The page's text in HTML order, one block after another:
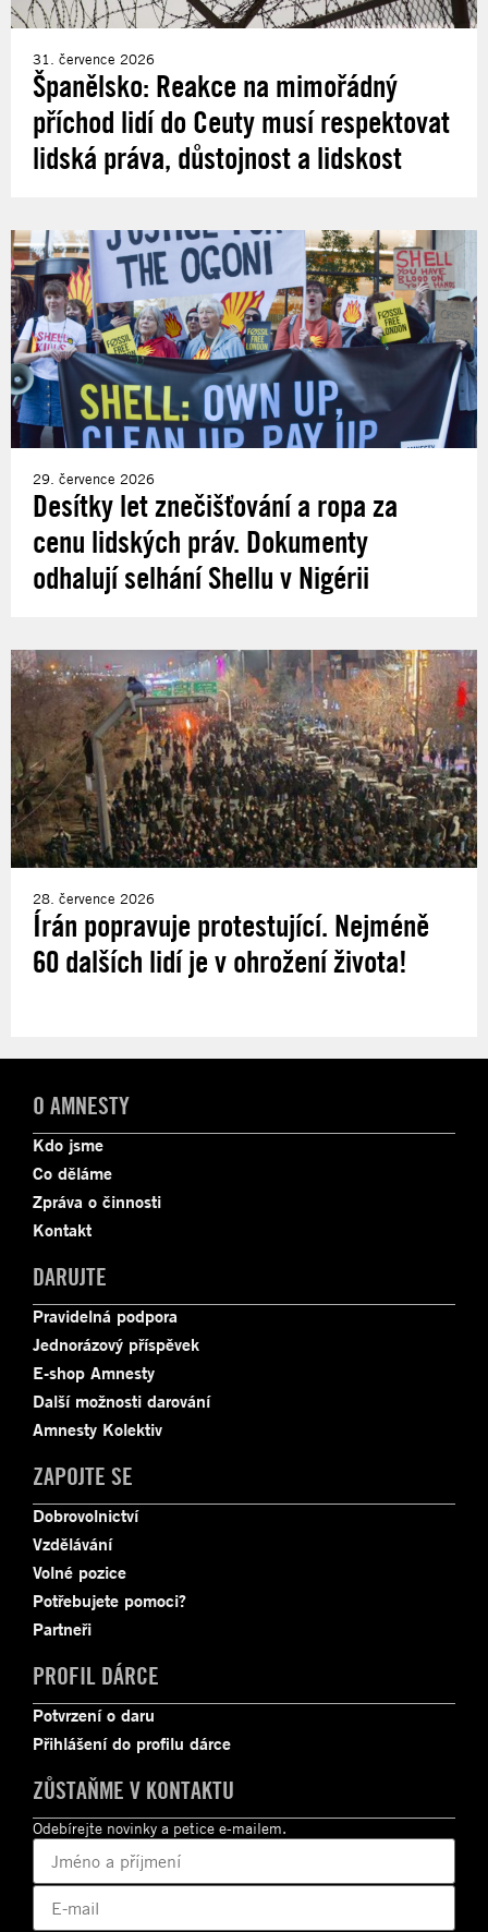
31. července 2026
Španělsko: Reakce na mimořádný
příchod lidí do Ceuty musí respektovat
lidská práva, důstojnost a lidskost
29. července 2026
Desítky let znečišťování a ropa za
cenu lidských práv. Dokumenty
odhalují selhání Shellu v Nigérii
28. července 2026
Írán popravuje protestující. Nejméně
60 dalších lidí je v ohrožení života!
O AMNESTY
Kdo jsme
Co děláme
Zpráva o činnosti
Kontakt
DARUJTE
Pravidelná podpora
Jednorázový příspěvek
E-shop Amnesty
Další možnosti darování
Amnesty Kolektiv
ZAPOJTE SE
Dobrovolnictví
Vzdělávání
Volné pozice
Potřebujete pomoci?
Partneři
PROFIL DÁRCE
Potvrzení o daru
Přihlášení do profilu dárce
ZŮSTAŇME V KONTAKTU
Odebírejte novinky a petice e-mailem.